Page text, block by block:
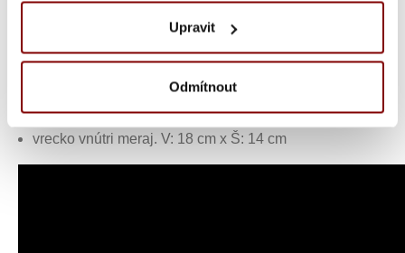
Upravit
Odmítnout
Kentaur 30340 kuchárska a casnicka zástera s
vreckami tmavo šedá
nastaviteľný popruh na krku
2 predné vrecká
vrecko vnútri meraj. V: 18 cm x Š: 14 cm